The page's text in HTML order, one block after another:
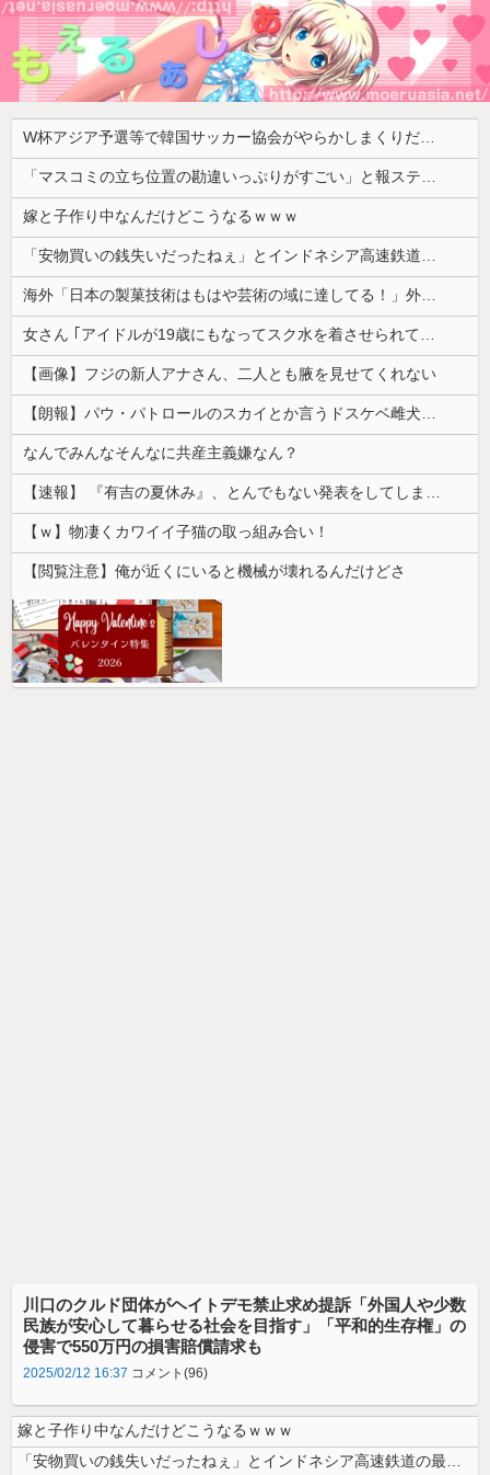
W杯アジア予選等で韓国サッカー協会がやらかしまくりだと発覚、「いきなり共同開催になったしな」と日韓共催の件に言及する声も……
「マスコミの立ち位置の勘違いっぷりがすごい」と報ステ大越キャスターの台詞に視聴者絶句、高市とトランプを同列視させようという思惑がひしひしと
嫁と子作り中なんだけどこうなるｗｗｗ
「安物買いの銭失いだったねぇ」とインドネシア高速鉄道の最終処分に日本側騒然、国家予算は使わないというと何が財源なんだ？
海外「日本の製菓技術はもはや芸術の域に達してる！」外国人が驚いた日本のお菓子の見た目とは・・・？【海外の反応】
女さん ｢アイドルが19歳にもなってスク水を着させられている！｣⇒結果ｗｗｗ
【画像】フジの新人アナさん、二人とも腋を見せてくれない
【朗報】パウ・パトロールのスカイとか言うドスケベ雌犬🐶ｗｗｗｗｗｗｗｗｗｗｗｗ
なんでみんなそんなに共産主義嫌なん？
【速報】 『有吉の夏休み』、とんでもない発表をしてしまう！！！！！
【ｗ】物凄くカワイイ子猫の取っ組み合い！
【閲覧注意】俺が近くにいると機械が壊れるんだけどさ
川口のクルド団体がヘイトデモ禁止求め提訴「外国人や少数
民族が安心して暮らせる社会を目指す」「平和的生存権」の
侵害で550万円の損害賠償請求も
2025/02/12 16:37 コメント(96)
嫁と子作り中なんだけどこうなるｗｗｗ
「安物買いの銭失いだったねぇ」とインドネシア高速鉄道の最終処分に日本側...